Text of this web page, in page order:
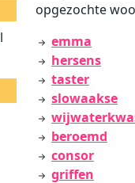
opgezochte
emma
hersens
taster
slowaakse
beroemd
consor
griffen